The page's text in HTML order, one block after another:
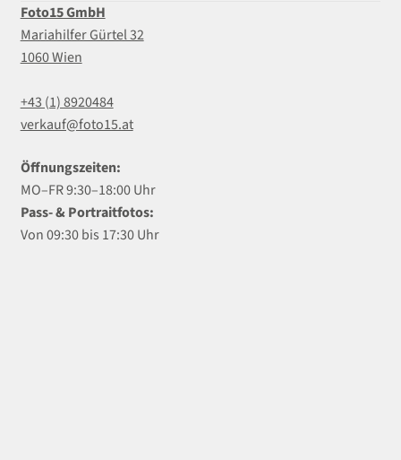
Foto15 GmbH
Mariahilfer Gürtel 32
1060 Wien
+43 (1) 8920484
verkauf@foto15.at
Öffnungszeiten:
MO–FR 9:30–18:00 Uhr
Pass- & Portraitfotos:
Von 09:30 bis 17:30 Uhr